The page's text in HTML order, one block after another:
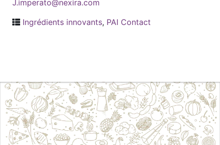
J.imperato@nexira.com
Ingrédients innovants, PAI Contact